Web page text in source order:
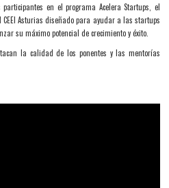
en el programa Acelera Startups, el
Asturias diseñado para ayudar a las startups
su máximo potencial de crecimiento y éxito.
la calidad de los ponentes y las mentorías